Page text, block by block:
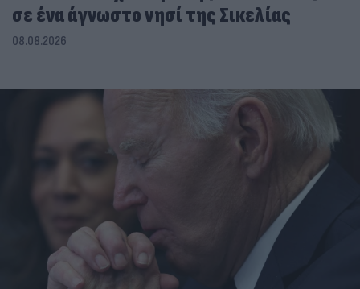
σε ένα άγνωστο νησί της Σικελίας
08.08.2026